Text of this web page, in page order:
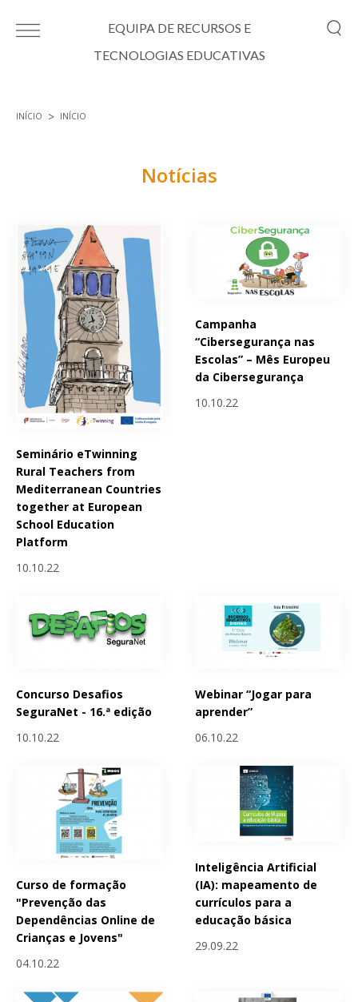
EQUIPA DE RECURSOS E
TECNOLOGIAS EDUCATIVAS
INÍCIO INÍCIO
Notícias
Seminário eTwinning
Rural Teachers from
Mediterranean Countries
together at European
School Education
Platform
10.10.22
Campanha
“Cibersegurança nas
Escolas” – Mês Europeu
da Cibersegurança
10.10.22
Concurso Desafios
SeguraNet - 16.ª edição
10.10.22
Webinar “Jogar para
aprender”
06.10.22
Curso de formação
"Prevenção das
Dependências Online de
Crianças e Jovens"
04.10.22
Inteligência Artificial
(IA): mapeamento de
currículos para a
educação básica
29.09.22
Páginas